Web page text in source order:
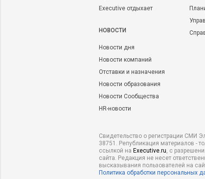
Executive отдыхает
НОВОСТИ
Новости дня
Новости компаний
Отставки и назначения
Новости образования
Новости Сообщества
HR-новости
Свидетельство о регистрации СМИ
38751. Републикация материалов -
ссылкой на Executive.ru, с
сайта. Редакция не несет
высказывания пользователей на
Политика обработки персональных